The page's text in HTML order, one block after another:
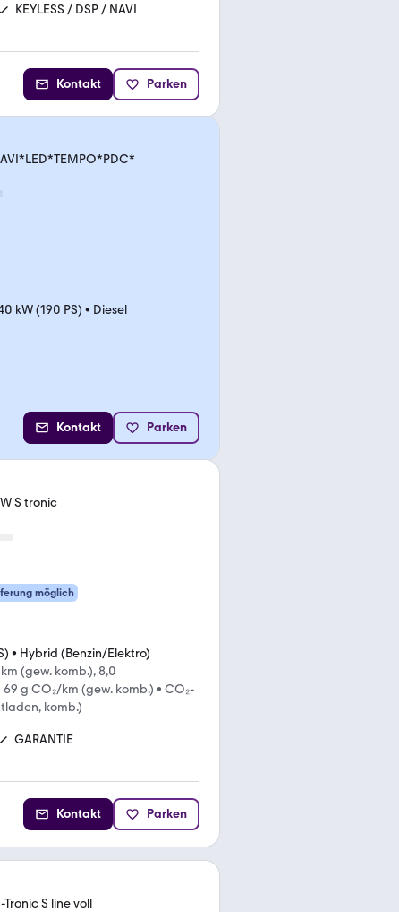
KEYLESS / DSP / NAVI
Kontakt Parken
kW (190 PS) • Diesel
Kontakt Parken
S tronic
möglich
• Hybrid (Benzin/Elektro)
(gew. komb.), 8,0
69 g CO₂/km (gew. komb.) • CO₂-
komb.)
GARANTIE
Kontakt Parken
S line voll